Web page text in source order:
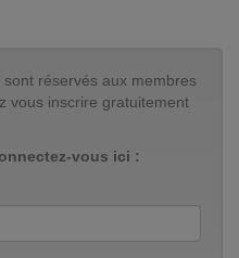
sont réservés aux membres
vous inscrire gratuitement
vous ici :